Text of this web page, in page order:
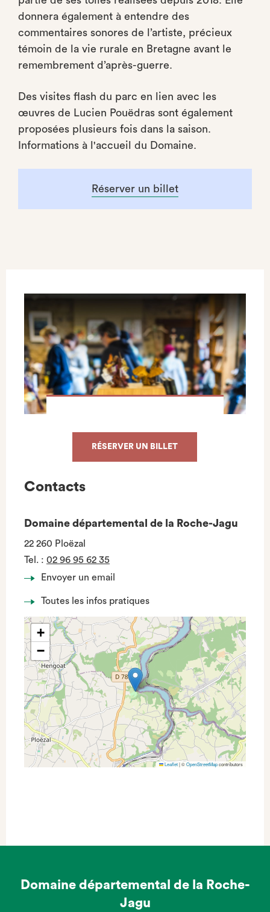
donnera également à entendre des
commentaires sonores de l’artiste, précieux
témoin de la vie rurale en Bretagne avant le
remembrement d’après-guerre.
Des visites flash du parc en lien avec les
œuvres de Lucien Pouëdras sont également
proposées plusieurs fois dans la saison.
Informations à l'accueil du Domaine.
Réserver un billet
RÉSERVER UN BILLET
Contacts
Domaine départemental de la Roche-Jagu
22 260 Ploëzal
Tel. : 02 96 95 62 35
Envoyer un email
Toutes les infos pratiques
+
−
Leaflet|©OpenStreetMapcontributors
Domaine départemental de la Roche-
Jagu